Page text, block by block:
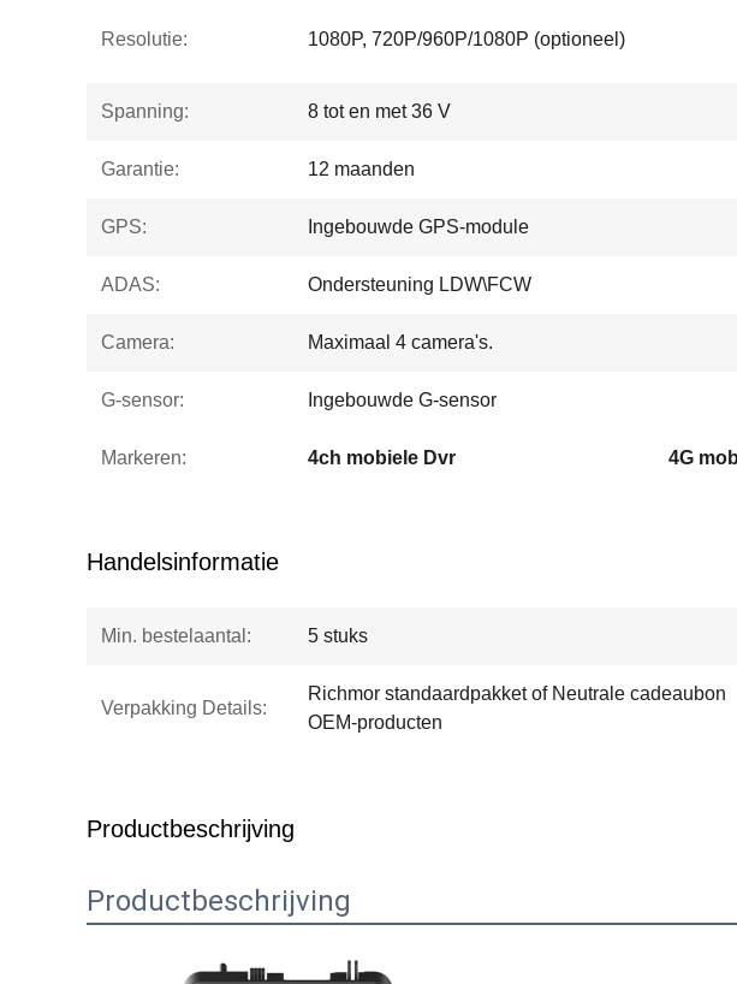
Resolutie: 1080P, 720P/960P/1080P (optioneel)
Spanning: 8 tot en met 36 V
Garantie: 12 maanden
GPS: Ingebouwde GPS-module
ADAS: Ondersteuning LDW\FCW
Camera: Maximaal 4 camera's.
G-sensor: Ingebouwde G-sensor
Markeren: 4ch mobiele Dvr 4G
Handelsinformatie
Min. bestelaantal: 5 stuks
Verpakking Details:
Richmor standaardpakket of Neutrale cadeaubon
OEM-producten
Productbeschrijving
Productbeschrijving